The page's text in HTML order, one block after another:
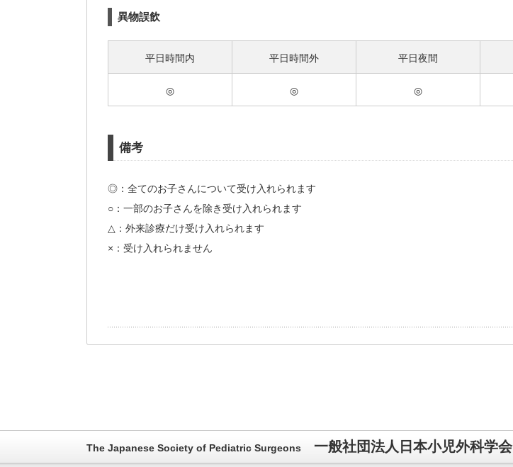
異物誤飲
平日時間内 平日時間外 平日夜間
◎ ◎ ◎
備考
◎：全てのお子さんについて受け入れられます
○：一部のお子さんを除き受け入れられます
△：外来診療だけ受け入れられます
×：受け入れられません
The Japanese Society of Pediatric Surgeons 一般社団法人日本小児外科学会